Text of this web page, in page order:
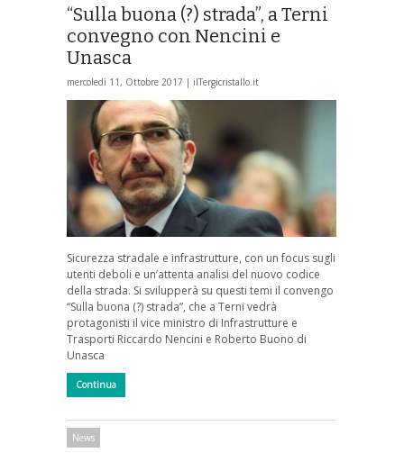
“Sulla buona (?) strada”, a Terni
convegno con Nencini e
Unasca
mercoledì 11, Ottobre 2017 | ilTergicristallo.it
Sicurezza stradale e infrastrutture, con un focus sugli
utenti deboli e un’attenta analisi del nuovo codice
della strada. Si svilupperà su questi temi il convengo
“Sulla buona (?) strada”, che a Terni vedrà
protagonisti il vice ministro di Infrastrutture e
Trasporti Riccardo Nencini e Roberto Buono di
Unasca
Continua
News